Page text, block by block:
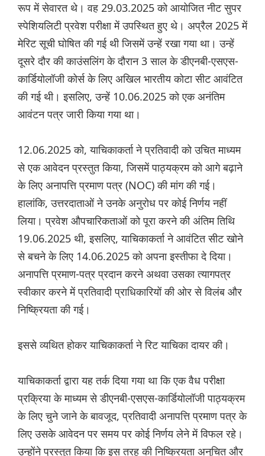
रूप में सेवारत थे। वह 29.03.2025 को आयोजित नीट सुपर
स्पेशियलिटी प्रवेश परीक्षा में उपस्थित हुए थे। अप्रैल 2025 में
मेरिट सूची घोषित की गई थी जिसमें उन्हें रखा गया था। उन्हें
दूसरे दौर की काउंसलिंग के दौरान 3 साल के डीएनबी-एसएस-
कार्डियोलॉजी कोर्स के लिए अखिल भारतीय कोटा सीट आवंटित
की गई थी। इसलिए, उन्हें 10.06.2025 को एक अनंतिम
आवंटन पत्र जारी किया गया था।
12.06.2025 को, याचिकाकर्ता ने प्रतिवादी को उचित माध्यम
से एक आवेदन प्रस्तुत किया, जिसमें पाठ्यक्रम को आगे बढ़ाने
के लिए अनापत्ति प्रमाण पत्र (NOC) की मांग की गई।
हालांकि, उत्तरदाताओं ने उनके अनुरोध पर कोई निर्णय नहीं
लिया। प्रवेश औपचारिकताओं को पूरा करने की अंतिम तिथि
19.06.2025 थी, इसलिए, याचिकाकर्ता ने आवंटित सीट खोने
से बचने के लिए 14.06.2025 को अपना इस्तीफा दे दिया।
अनापत्ति प्रमाण-पत्र प्रदान करने अथवा उसका त्यागपत्र
स्वीकार करने में प्रतिवादी प्राधिकारियों की ओर से विलंब और
निष्क्रियता की गई।
इससे व्यथित होकर याचिकाकर्ता ने रिट याचिका दायर की।
याचिकाकर्ता द्वारा यह तर्क दिया गया था कि एक वैध परीक्षा
प्रक्रिया के माध्यम से डीएनबी-एसएस-कार्डियोलॉजी पाठ्यक्रम
के लिए चुने जाने के बावजूद, प्रतिवादी अनापत्ति प्रमाण पत्र के
लिए उसके आवेदन पर समय पर कोई निर्णय लेने में विफल रहे।
उन्होंने प्रस्तुत किया कि इस तरह की निष्क्रियता अनुचित और